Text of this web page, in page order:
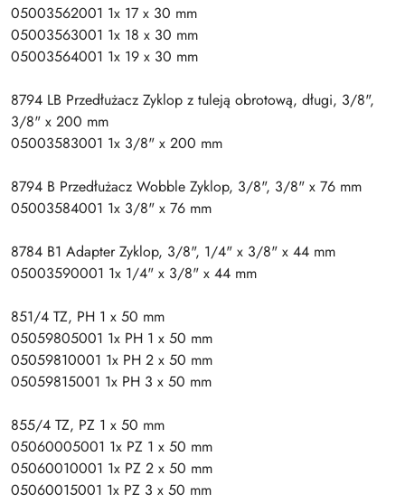
05003562001 1x 17 x 30 mm
05003563001 1x 18 x 30 mm
05003564001 1x 19 x 30 mm
8794 LB Przedłużacz Zyklop z tuleją obrotową, długi, 3/8",
3/8" x 200 mm
05003583001 1x 3/8" x 200 mm
8794 B Przedłużacz Wobble Zyklop, 3/8", 3/8" x 76 mm
05003584001 1x 3/8" x 76 mm
8784 B1 Adapter Zyklop, 3/8", 1/4" x 3/8" x 44 mm
05003590001 1x 1/4" x 3/8" x 44 mm
851/4 TZ, PH 1 x 50 mm
05059805001 1x PH 1 x 50 mm
05059810001 1x PH 2 x 50 mm
05059815001 1x PH 3 x 50 mm
855/4 TZ, PZ 1 x 50 mm
05060005001 1x PZ 1 x 50 mm
05060010001 1x PZ 2 x 50 mm
05060015001 1x PZ 3 x 50 mm